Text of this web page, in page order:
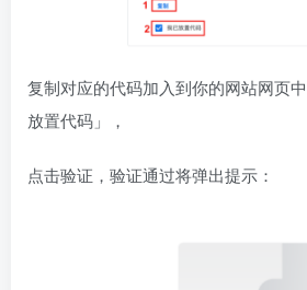
复制对应的代码加入到你的网站网页
放置代码」，
点击验证，验证通过将弹出提示：